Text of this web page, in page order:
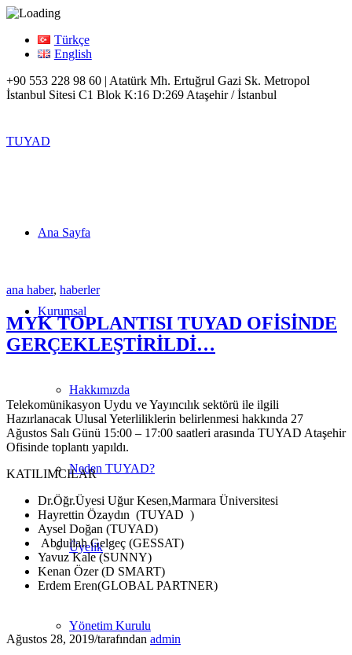
Türkçe
English
+90 553 228 98 60 | Atatürk Mh. Ertuğrul Gazi Sk. Metropol
İstanbul Sitesi C1 Blok K:16 D:269 Ataşehir / İstanbul
TUYAD
Ana Sayfa
Kurumsal
Hakkımızda
Neden TUYAD?
Üyelik
Yönetim Kurulu
ana haber, haberler
MYK TOPLANTISI TUYAD OFİSİNDE
GERÇEKLEŞTİRİLDİ…
Telekomünikasyon Uydu ve Yayıncılık sektörü ile ilgili
Hazırlanacak Ulusal Yeterliliklerin belirlenmesi hakkında 27
Ağustos Salı Günü 15:00 – 17:00 saatleri arasında TUYAD Ataşehir
Ofisinde toplantı yapıldı.
KATILIMCILAR
Dr.Öğr.Üyesi Uğur Kesen,Marmara Üniversitesi
Hayrettin Özaydın (TUYAD )
Aysel Doğan (TUYAD)
Abdullah Gelgeç (GESSAT)
Yavuz Kale (SUNNY)
Kenan Özer (D SMART)
Erdem Eren(GLOBAL PARTNER)
Ağustos 28, 2019/tarafından admin